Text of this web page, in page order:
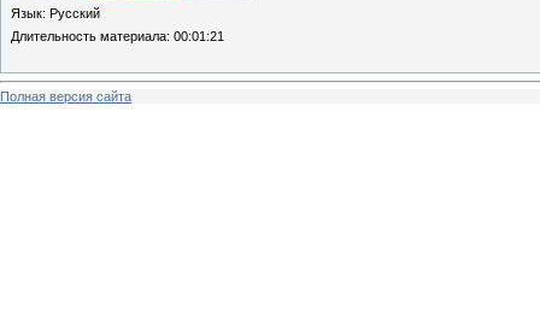
Язык: Русский
Длительность материала: 00:01:21
Полная версия сайта